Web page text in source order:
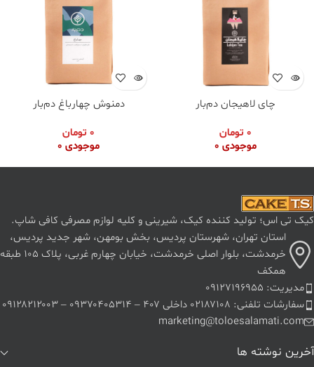
چای لاهیجان دم‌بار
0تومان
موجودی 0
دمنوش چهارباغ دم‌بار
0تومان
موجودی 0
کیک تی اس؛ تولید کننده کیک، شیرینی و کلیه لوازم مصرفی کافی شاپ.
استان تهران، شهرستان پردیس، بخش بومهن، شهر جدید پردیس،
خرمدشت، بلوار اصلی خرمدشت، خیابان چهارم غربی، پلاک ۱۰۵ طبقه
همکف
مدیریت: ۰۹۱۲۷۱۹۶۹۵۵
سفارشات تلفنی: ۰۲۱۸۷۱۰۸ داخلی ۴۰۷ – ۰۹۳۷۰۴۰۵۳۱۴ – ۰۹۱۲۸۲۱۲۰۰۳
marketing@toloesalamati.com
آخرین نوشته ها